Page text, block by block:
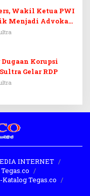
Wakil Ketua PWI
Menjadi Advokat
Korupsi
Gelar RDP
INTERNET
Katalog Tegas.co